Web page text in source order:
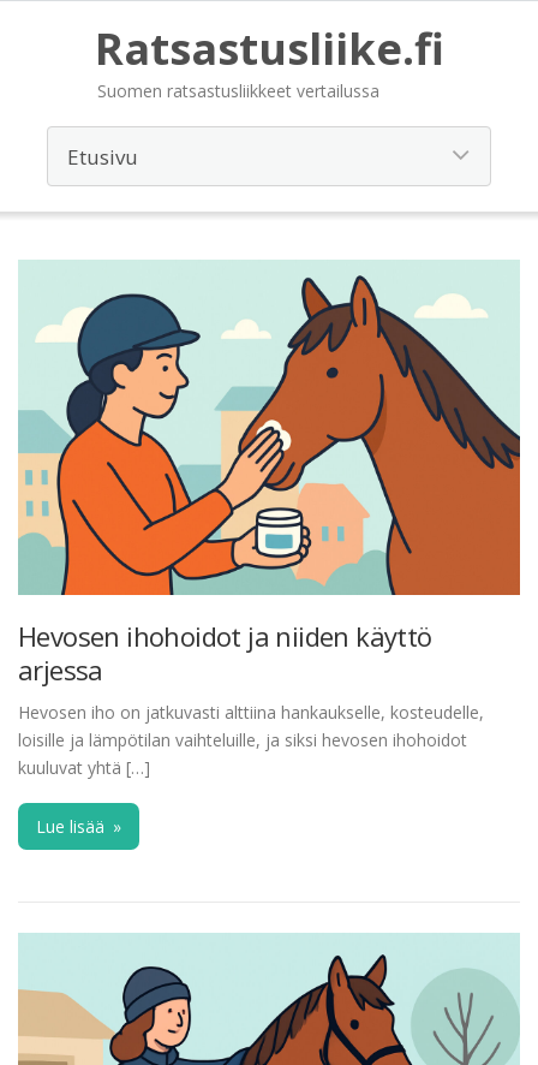
Ratsastusliike.fi
Suomen ratsastusliikkeet vertailussa
Hevosen ihohoidot ja niiden käyttö
arjessa
Hevosen iho on jatkuvasti alttiina hankaukselle, kosteudelle,
loisille ja lämpötilan vaihteluille, ja siksi hevosen ihohoidot
kuuluvat yhtä […]
Lue lisää »